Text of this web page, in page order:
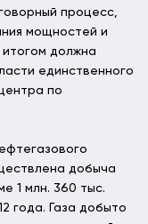
процесс,
мощностей и
должна
единственного
по
добыча
1 млн. 360 тыс.
года. Газа добыто